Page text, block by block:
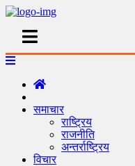
समाचार
राष्ट्रिय
राजनीति
अन्तर्राष्ट्रिय
विचार